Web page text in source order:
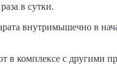
в сутки.
внутримышечно в
в комплексе с другими